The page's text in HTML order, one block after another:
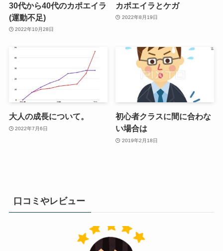
30代から40代のカポエイラ
(運動不足)
2022年10月28日
カポエイラとケガ
2022年8月19日
大人の成長について。
2022年7月6日
初心者クラスに間に合わな
い場合は
2019年2月18日
口コミやレビュー